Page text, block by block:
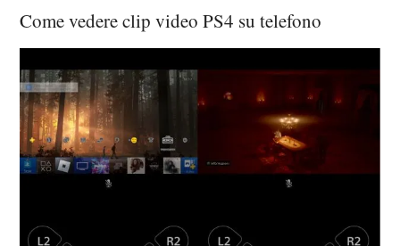
Come vedere clip video PS4 su telefono